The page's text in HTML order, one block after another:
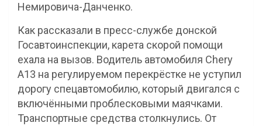
Немировича-Данченко.
Как рассказали в пресс-службе донской
Госавтоинспекции, карета скорой помощи
ехала на вызов. Водитель автомобиля Chery
A13 на регулируемом перекрёстке не уступил
дорогу спецавтомобилю, который двигался с
включёнными проблесковыми маячками.
Транспортные средства столкнулись. От